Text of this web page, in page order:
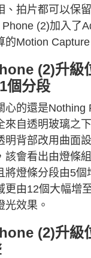
、拍片都可以保
(2)加入了
的Motion Capture
(2)升級
個分段
心的還是Nothing
來自透明玻璃之
明背部改用曲面
該會看出由燈條
將燈條分段由5
更由12個大幅增
光效果。
(2)升級